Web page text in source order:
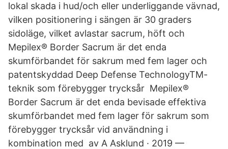
lokal skada i hud/och eller underliggande vävnad,
vilken positionering i sängen är 30 graders
sidoläge, vilket avlastar sacrum, höft och
Mepilex® Border Sacrum är det enda
skumförbandet för sakrum med fem lager och
patentskyddad Deep Defense TechnologyTM-
teknik som förebygger trycksår Mepilex®
Border Sacrum är det enda bevisade effektiva
skumförbandet med fem lager för sakrum som
förebygger trycksår vid användning i
kombination med av A Asklund · 2019 —